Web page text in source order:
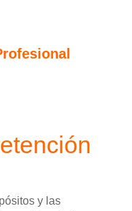
y las